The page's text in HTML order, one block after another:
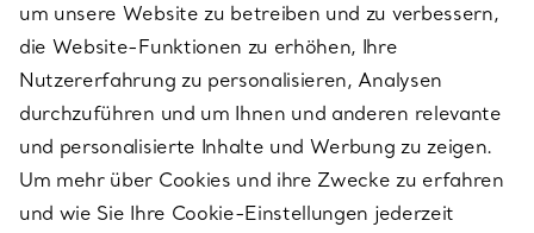
ÜBER TIFFANY & CO.
RECHTLICHE HINWEISE
um unsere Website zu betreiben und zu verbessern,
die Website-Funktionen zu erhöhen, Ihre
Nutzererfahrung zu personalisieren, Analysen
durchzuführen und um Ihnen und anderen relevante
und personalisierte Inhalte und Werbung zu zeigen.
Um mehr über Cookies und ihre Zwecke zu erfahren
und wie Sie Ihre Cookie-Einstellungen jederzeit